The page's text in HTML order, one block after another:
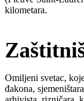
kilometara.
Omiljeni svetac,
đakona,